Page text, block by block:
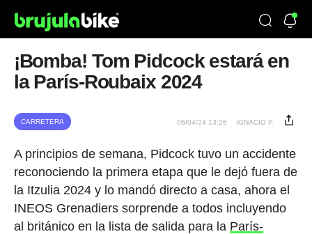
¡Bomba! Tom Pidcock estará en
la París-Roubaix 2024
CARRETERA 06/04/24 13:26 IGNACIO P.
A principios de semana, Pidcock tuvo un accidente
reconociendo la primera etapa que le dejó fuera de
la Itzulia 2024 y lo mandó directo a casa, ahora el
INEOS Grenadiers sorprende a todos incluyendo
al británico en la lista de salida para la París-